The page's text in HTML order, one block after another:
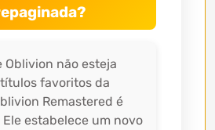
Oblivion não esteja
favoritos da
Remastered é
estabelece um novo